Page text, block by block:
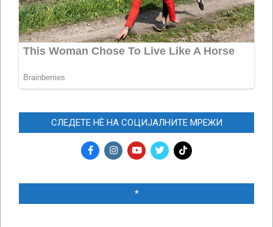
СЛЕДЕТЕ НЀ НА СОЦИЈАЛНИТЕ МРЕЖИ
*